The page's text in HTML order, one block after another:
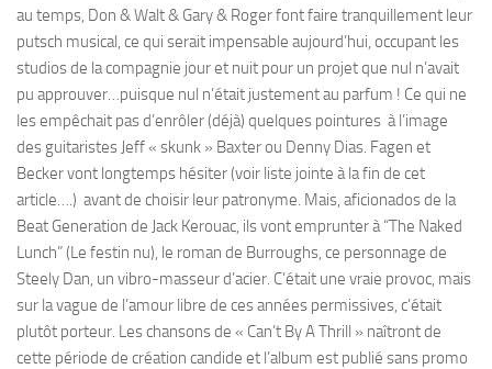
au temps, Don & Walt & Gary & Roger font faire tranquillement leur
putsch musical, ce qui serait impensable aujourd’hui, occupant les
studios de la compagnie jour et nuit pour un projet que nul n’avait
pu approuver…puisque nul n’était justement au parfum ! Ce qui ne
les empêchait pas d’enrôler (déjà) quelques pointures à l’image
des guitaristes Jeff « skunk » Baxter ou Denny Dias. Fagen et
Becker vont longtemps hésiter (voir liste jointe à la fin de cet
article….) avant de choisir leur patronyme. Mais, aficionados de la
Beat Generation de Jack Kerouac, ils vont emprunter à “The Naked
Lunch” (Le festin nu), le roman de Burroughs, ce personnage de
Steely Dan, un vibro-masseur d’acier. C’était une vraie provoc, mais
sur la vague de l’amour libre de ces années permissives, c’était
plutôt porteur. Les chansons de « Can’t By A Thrill » naîtront de
cette période de création candide et l’album est publié sans promo